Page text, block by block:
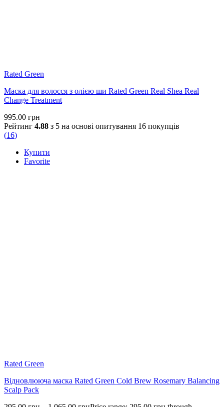
Rated Green
Маска для волосся з олією ши Rated Green Real Shea Real
Change Treatment
995.00 грн
Рейтинг 4.88 з 5 на основі опитування 16 покупців
(16)
Купити
Favorite
Rated Green
Відновлююча маска Rated Green Cold Brew Rosemary Balancing
Scalp Pack